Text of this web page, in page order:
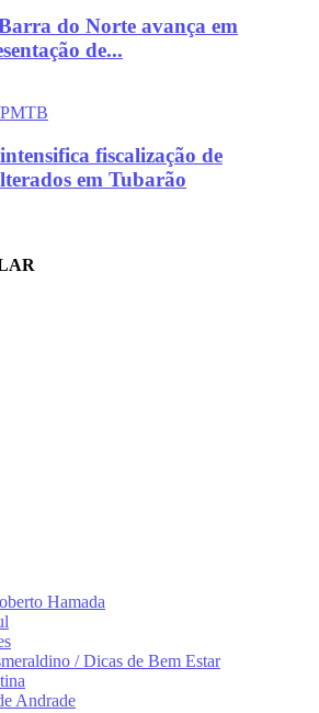
do Norte avança em
de...
fiscalização de
em Tubarão
Hamada
/ Dicas de Bem Estar
Andrade